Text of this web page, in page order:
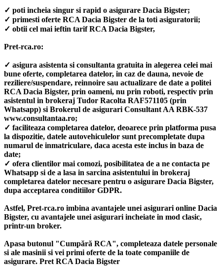
✓ poti incheia singur si rapid o asigurare Dacia Bigster;
✓ primesti oferte RCA Dacia Bigster de la toti asiguratorii;
✓ obtii cel mai ieftin tarif RCA Dacia Bigster,
Pret-rca.ro:
✓ asigura asistenta si consultanta gratuita in alegerea celei mai
bune oferte, completarea datelor, in caz de dauna, nevoie de
reziliere/suspendare, reinnoire sau actualizare de date a politei
RCA Dacia Bigster, prin oameni, nu prin roboti, respectiv prin
asistentul in brokeraj Tudor Racolta RAF571105 (prin
Whatsapp) si Brokerul de asigurari Consultant AA RBK-537
www.consultantaa.ro;
✓ faciliteaza completarea datelor, deoarece prin platforma pusa
la dispozitie, datele autovehiculelor sunt precompletate dupa
numarul de inmatriculare, daca acesta este inclus in baza de
date;
✓ ofera clientilor mai comozi, posibilitatea de a ne contacta pe
Whatsapp si de a lasa in sarcina asistentului in brokeraj
completarea datelor necesare pentru o asigurare Dacia Bigster,
dupa acceptarea conditiilor GDPR.
Astfel, Pret-rca.ro imbina avantajele unei asigurari online Dacia
Bigster, cu avantajele unei asigurari incheiate in mod clasic,
printr-un broker.
Apasa butonul "Cumpără RCA", completeaza datele personale
si ale masinii si vei primi oferte de la toate companiile de
asigurare. Pret RCA Dacia Bigster